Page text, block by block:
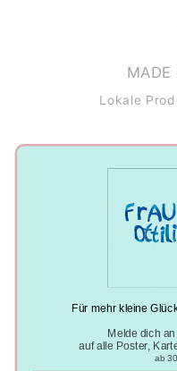
MADE
Lokale
Für mehr kleine
Melde dich
auf alle Poster,
ab